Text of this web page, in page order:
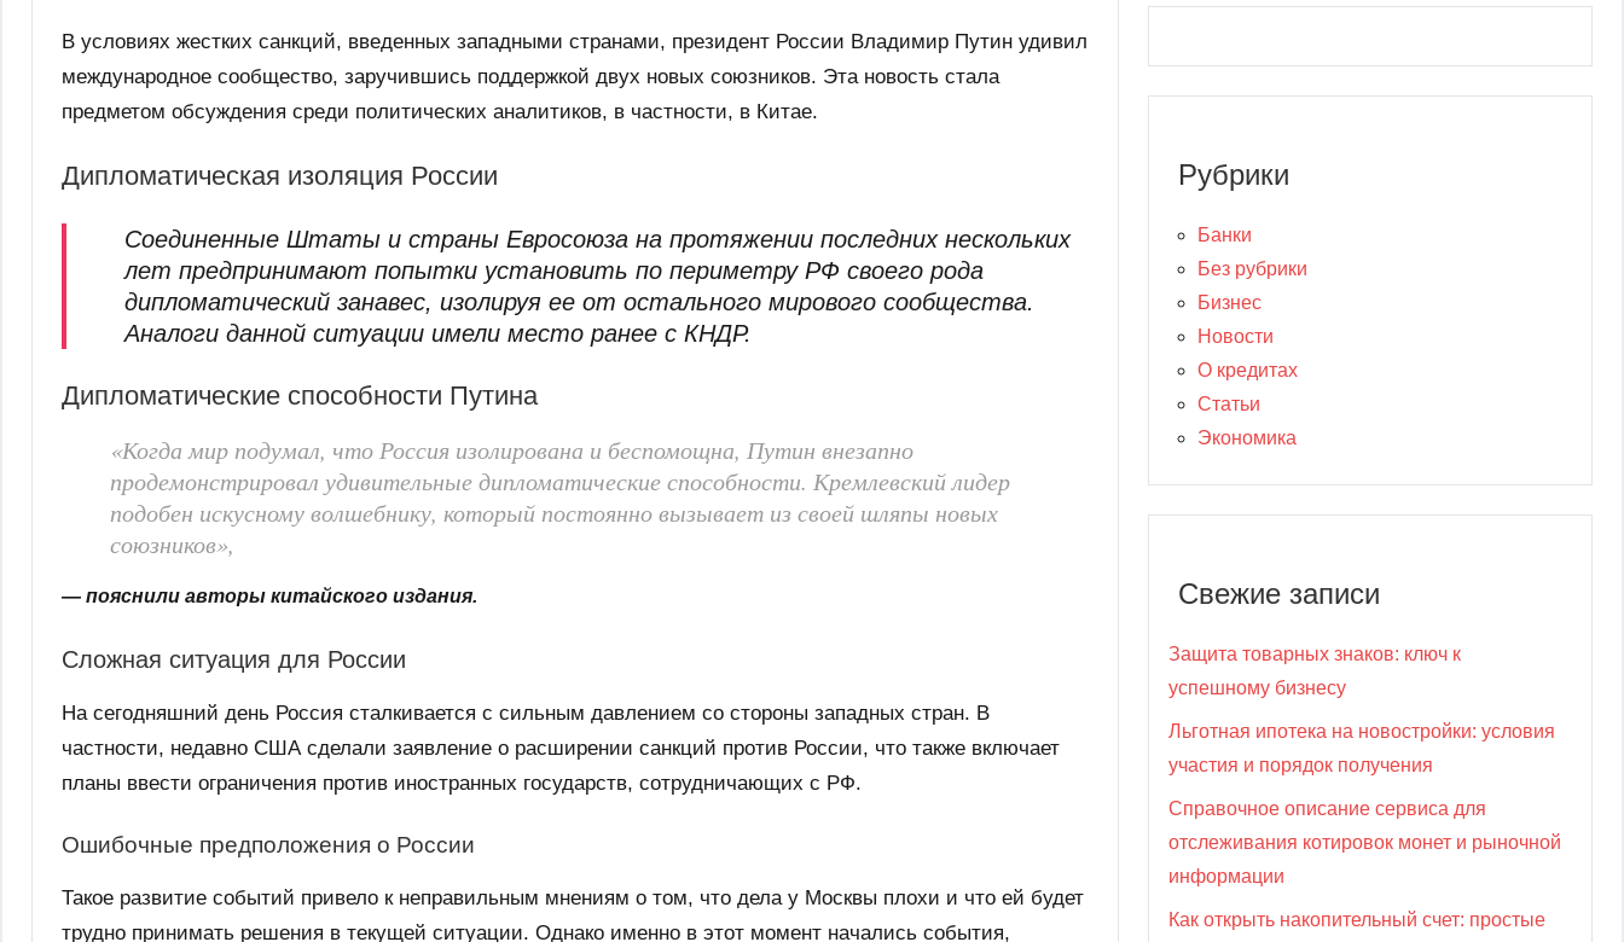
В условиях жестких санкций, введенных западными странами, президент России Владимир Путин удивил
международное сообщество, заручившись поддержкой двух новых союзников. Эта новость стала
предметом обсуждения среди политических аналитиков, в частности, в Китае.
Дипломатическая изоляция России
Соединенные Штаты и страны Евросоюза на протяжении последних нескольких
лет предпринимают попытки установить по периметру РФ своего рода
дипломатический занавес, изолируя ее от остального мирового сообщества.
Аналоги данной ситуации имели место ранее с КНДР.
Дипломатические способности Путина
«Когда мир подумал, что Россия изолирована и беспомощна, Путин внезапно
продемонстрировал удивительные дипломатические способности. Кремлевский лидер
подобен искусному волшебнику, который постоянно вызывает из своей шляпы новых
союзников»,
— пояснили авторы китайского издания.
Сложная ситуация для России
На сегодняшний день Россия сталкивается с сильным давлением со стороны западных стран. В
частности, недавно США сделали заявление о расширении санкций против России, что также включает
планы ввести ограничения против иностранных государств, сотрудничающих с РФ.
Ошибочные предположения о России
Такое развитие событий привело к неправильным мнениям о том, что дела у Москвы плохи и что ей будет
трудно принимать решения в текущей ситуации. Однако именно в этот момент начались события,
Рубрики
Банки
Без рубрики
Бизнес
Новости
О кредитах
Статьи
Экономика
Свежие записи
Защита товарных знаков: ключ к
успешному бизнесу
Льготная ипотека на новостройки: условия
участия и порядок получения
Справочное описание сервиса для
отслеживания котировок монет и рыночной
информации
Как открыть накопительный счет: простые